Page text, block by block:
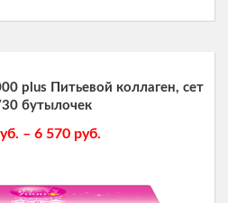
plus Питьевой коллаген, сет
бутылочек
– 6 570 руб.